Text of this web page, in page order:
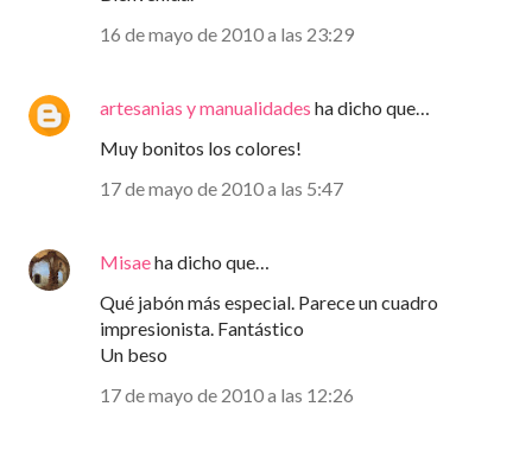
16 de mayo de 2010 a las 23:29
artesanias y manualidades ha dicho que…
Muy bonitos los colores!
17 de mayo de 2010 a las 5:47
Misaeha dicho que…
Qué jabón más especial. Parece un cuadro
impresionista. Fantástico
Un beso
17 de mayo de 2010 a las 12:26